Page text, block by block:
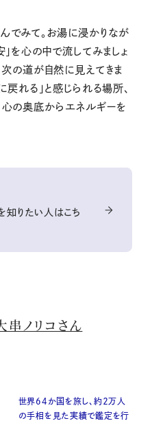
でみて。お湯に浸かりなが
」を心の中で流してみましょ
次の道が自然に見えてきま
戻れる」と感じられる場所、
心の奥底からエネルギーを
りたい人はこち
ノリコさん
世界64か国を旅し、約２万人
の手相を見た実績で鑑定を行